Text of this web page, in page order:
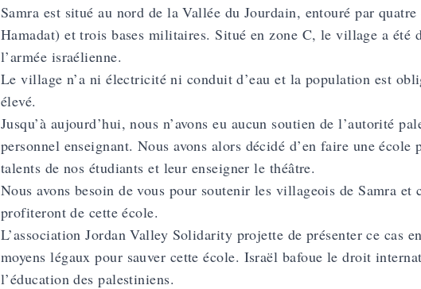
Samra est situé au nord de la Vallée du Jourdain, entouré par
Hamadat) et trois bases militaires. Situé en zone C, le village a été
l’armée israélienne.
Le village n’a ni électricité ni conduit d’eau et la population est
élevé.
Jusqu’à aujourd’hui, nous n’avons eu aucun soutien de l’autorité
personnel enseignant. Nous avons alors décidé d’en faire une école
talents de nos étudiants et leur enseigner le théâtre.
Nous avons besoin de vous pour soutenir les villageois de Samra et
profiteront de cette école.
L’association Jordan Valley Solidarity projette de présenter ce cas
moyens légaux pour sauver cette école. Israël bafoue le droit
l’éducation des palestiniens.